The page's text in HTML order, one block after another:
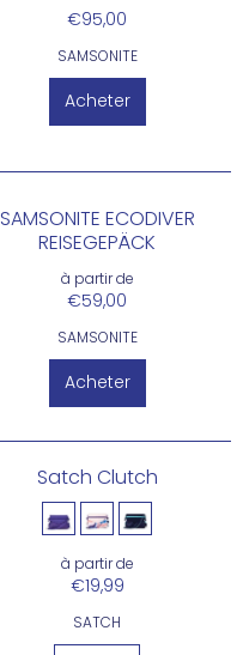
€95,00
SAMSONITE
Acheter
SAMSONITE ECODIVER
REISEGEPÄCK
à partir de
€59,00
SAMSONITE
Acheter
Satch Clutch
à partir de
€19,99
SATCH